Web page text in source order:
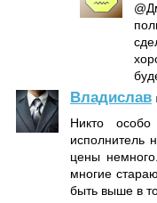
Владислав
Никто
исполнитель
цены
многие
быть выше в